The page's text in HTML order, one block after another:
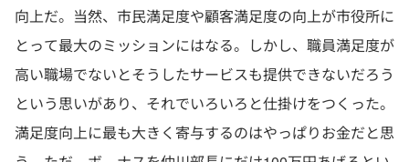
向上だ。当然、市民満足度や顧客満足度の向上が市役所に
とって最大のミッションにはなる。しかし、職員満足度が
高い職場でないとそうしたサービスも提供できないだろう
という思いがあり、それでいろいろと仕掛けをつくった。
満足度向上に最も大きく寄与するのはやっぱりお金だと思